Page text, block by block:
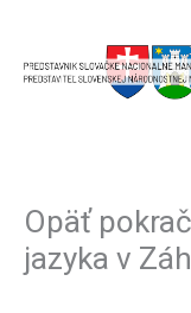
content
Opäť
jazyka v